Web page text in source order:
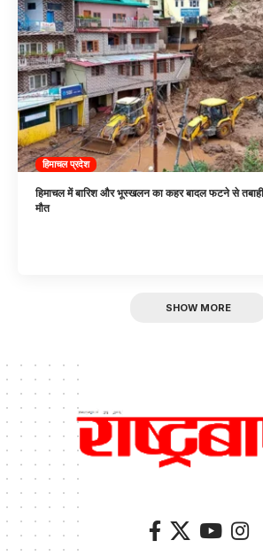
हिमाचल प्रदेश
हिमाचल में बारिश और भूस्खलन का कहर बादल फटने से
मौत
SHOW MORE